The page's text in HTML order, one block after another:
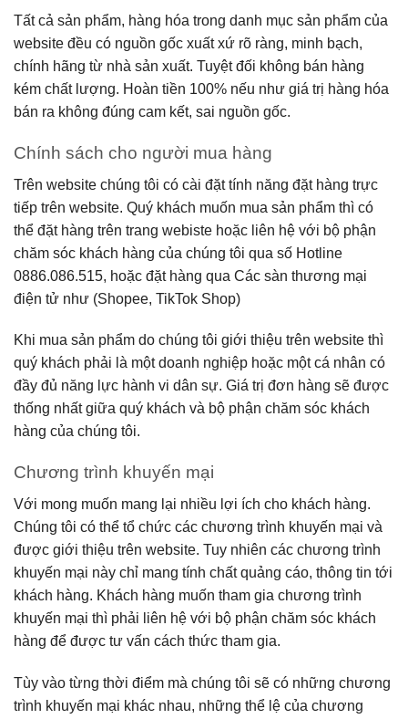
Tất cả sản phẩm, hàng hóa trong danh mục sản phẩm của
website đều có nguồn gốc xuất xứ rõ ràng, minh bạch,
chính hãng từ nhà sản xuất. Tuyệt đối không bán hàng
kém chất lượng. Hoàn tiền 100% nếu như giá trị hàng hóa
bán ra không đúng cam kết, sai nguồn gốc.
Chính sách cho người mua hàng
Trên website chúng tôi có cài đặt tính năng đặt hàng trực
tiếp trên website. Quý khách muốn mua sản phẩm thì có
thể đặt hàng trên trang webiste hoặc liên hệ với bộ phận
chăm sóc khách hàng của chúng tôi qua số Hotline
0886.086.515, hoặc đặt hàng qua Các sàn thương mại
điện tử như (Shopee, TikTok Shop)
Khi mua sản phẩm do chúng tôi giới thiệu trên website thì
quý khách phải là một doanh nghiệp hoặc một cá nhân có
đầy đủ năng lực hành vi dân sự. Giá trị đơn hàng sẽ được
thống nhất giữa quý khách và bộ phận chăm sóc khách
hàng của chúng tôi.
Chương trình khuyến mại
Với mong muốn mang lại nhiều lợi ích cho khách hàng.
Chúng tôi có thể tổ chức các chương trình khuyến mại và
được giới thiệu trên website. Tuy nhiên các chương trình
khuyến mại này chỉ mang tính chất quảng cáo, thông tin tới
khách hàng. Khách hàng muốn tham gia chương trình
khuyến mại thì phải liên hệ với bộ phận chăm sóc khách
hàng để được tư vấn cách thức tham gia.
Tùy vào từng thời điểm mà chúng tôi sẽ có những chương
trình khuyến mại khác nhau, những thể lệ của chương